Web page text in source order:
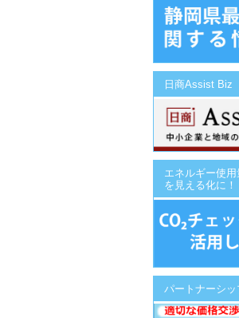
日商Assist Biz
エネルギー使
を見える化に！
パートナーシ